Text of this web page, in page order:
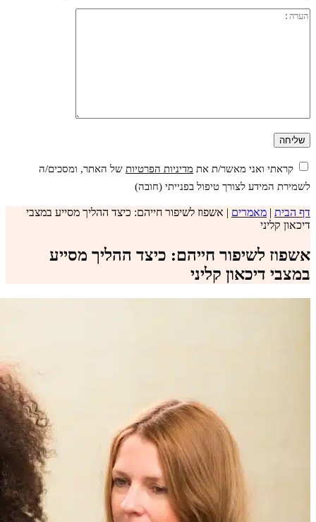
קראתי ואני מאשר/ת את מדיניות הפרטיות של האתר, ומסכים/ה
לשמירת המידע לצורך טיפול בפנייתי (חובה)
דף הבית | מאמרים | אשפוז לשיפור חייהם: כיצד ההליך מסייע במצבי
דיכאון קליני
אשפוז לשיפור חייהם: כיצד ההליך מסייע
במצבי דיכאון קליני